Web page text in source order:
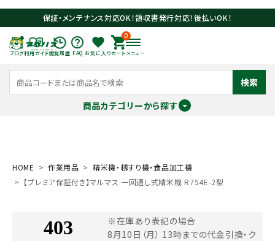
保証・メンテナンス対応OK！領収書発行対応！後払いOK！
ブログ利用ガイド閲覧履歴 FAQ お気に入り
0
カート メニュー
検索
商品カテゴリーから探す
search
HOME 作業用品
精米機・籾すり機・食品加工機
【プレミア保証付き】マルマス 一回通し式精米機 R754E-2型
※在庫あり表記の場合
8月10日（月） 13時までの代金引換・ク